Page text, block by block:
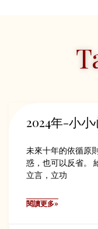
2024年-小
未來十年的依循原
惑，也可以反省。
立言，立功
閱讀更多»